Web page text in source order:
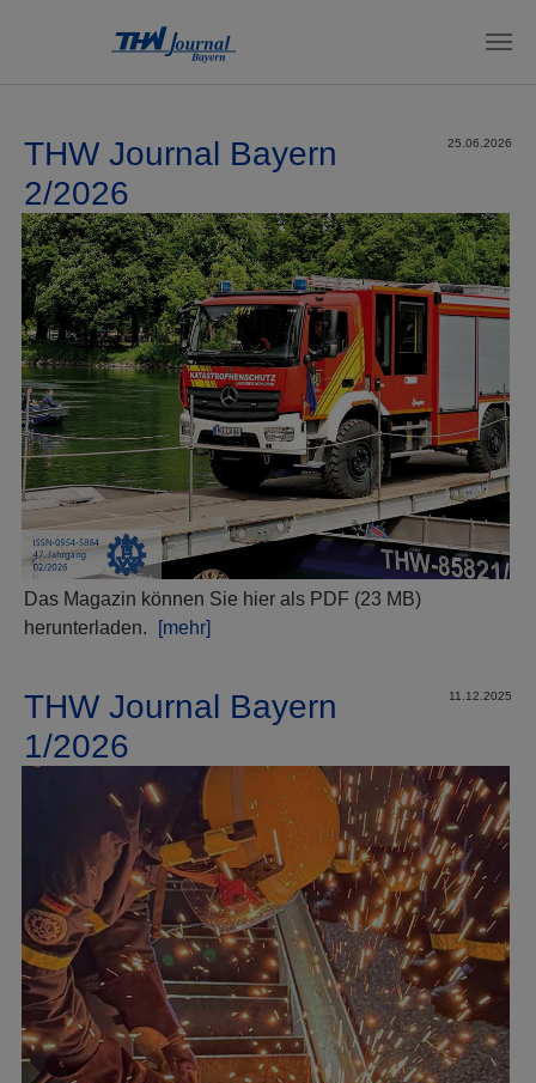
25.06.2026
THW Journal Bayern
2/2026
Das Magazin können Sie hier als PDF (23 MB)
herunterladen.
[mehr]
11.12.2025
THW Journal Bayern
1/2026